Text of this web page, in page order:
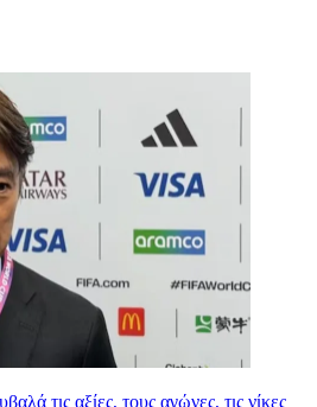
τις αξίες, τους αγώνες, τις νίκες